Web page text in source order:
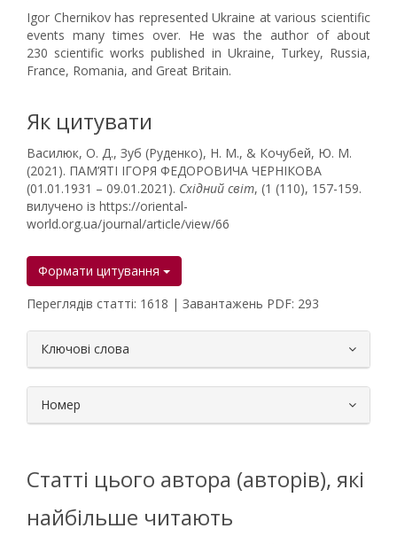
Igor Chernikov has represented Ukraine at various scientific
events many times over. He was the author of about
230 scientific works published in Ukraine, Turkey, Russia,
France, Romania, and Great Britain.
Як цитувати
Василюк, О. Д., Зуб (Руденко), Н. М., & Кочубей, Ю. М.
(2021). ПАМ’ЯТІ ІГОРЯ ФЕДОРОВИЧА ЧЕРНІКОВА
(01.01.1931 – 09.01.2021). Східний світ, (1 (110), 157-159.
вилучено із https://oriental-
world.org.ua/journal/article/view/66
Формати цитування
Переглядів статті: 1618 | Завантажень PDF: 293
Ключові слова
Номер
Статті цього автора (авторів), які
найбільше читають